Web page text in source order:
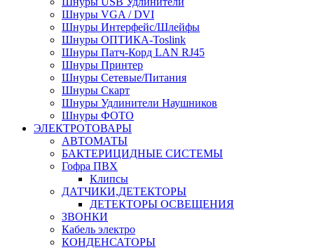
Шнуры VGA / DVI
Шнуры Интерфейс/Шлейфы
Шнуры ОПТИКА-Toslink
Шнуры Патч-Корд LAN RJ45
Шнуры Принтер
Шнуры Сетевые/Питания
Шнуры Скарт
Шнуры Удлинители Наушников
Шнуры ФОТО
ЭЛЕКТРОТОВАРЫ
АВТОМАТЫ
БАКТЕРИЦИДНЫЕ СИСТЕМЫ
Гофра ПВХ
Клипсы
ДАТЧИКИ,ДЕТЕКТОРЫ
ДЕТЕКТОРЫ ОСВЕЩЕНИЯ
ЗВОНКИ
Кабель электро
КОНДЕНСАТОРЫ